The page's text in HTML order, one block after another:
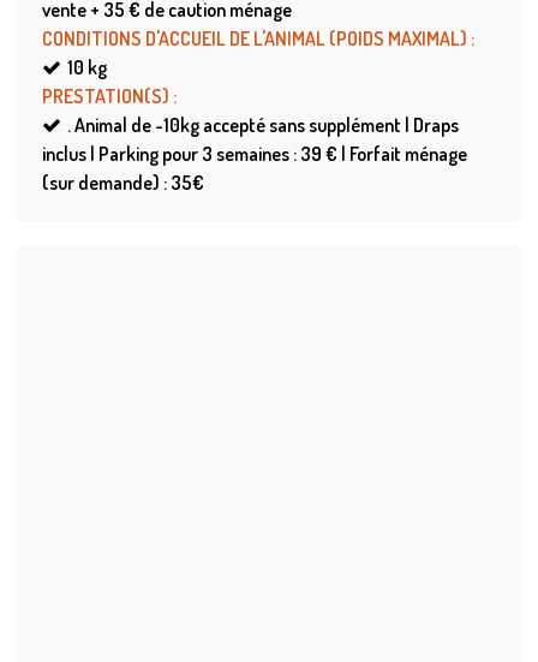
vente + 35 € de caution ménage
CONDITIONS D'ACCUEIL DE L'ANIMAL (POIDS MAXIMAL) :
10 kg
PRESTATION(S) :
.Animal de -10kg accepté sans supplément | Draps
inclus | Parking pour 3 semaines : 39 € | Forfait ménage
(sur demande) : 35€